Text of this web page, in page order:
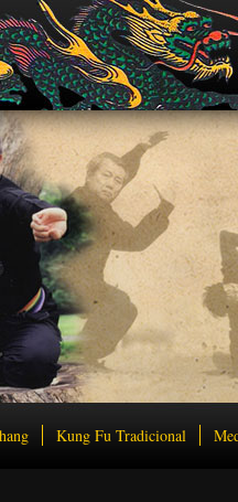
Kung Fu Tradicional